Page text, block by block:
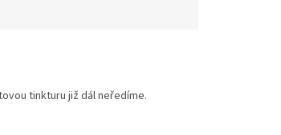
tinkturu již dál neředíme.